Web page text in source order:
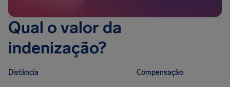
Qual o valor da
indenização?
Distância Compensação